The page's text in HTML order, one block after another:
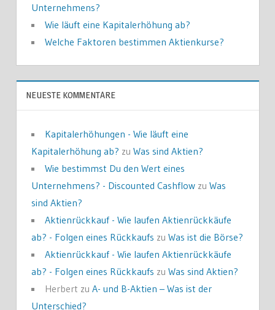
Unternehmens?
Wie läuft eine Kapitalerhöhung ab?
Welche Faktoren bestimmen Aktienkurse?
NEUESTE KOMMENTARE
Kapitalerhöhungen - Wie läuft eine
Kapitalerhöhung ab? zu Was sind Aktien?
Wie bestimmst Du den Wert eines
Unternehmens? - Discounted Cashflowzu Was
sind Aktien?
Aktienrückkauf - Wie laufen Aktienrückkäufe
ab? - Folgen eines Rückkaufs zu Was ist die Börse?
Aktienrückkauf - Wie laufen Aktienrückkäufe
ab? - Folgen eines Rückkaufs zu Was sind Aktien?
Herbert zu A- und B-Aktien – Was ist der
Unterschied?